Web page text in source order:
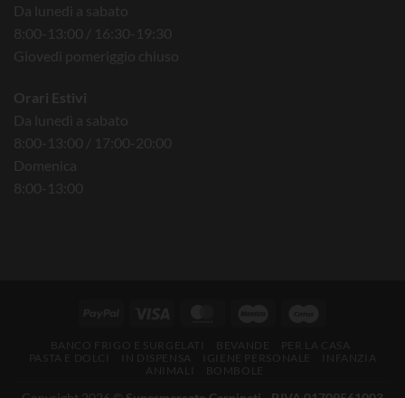
Da lunedì a sabato
8:00-13:00 / 16:30-19:30
Giovedì pomeriggio chiuso
Orari Estivi
Da lunedì a sabato
8:00-13:00 / 17:00-20:00
Domenica
8:00-13:00